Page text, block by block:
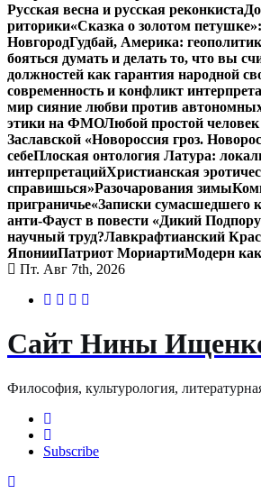
Русская весна и русская реконкиста
риторики«Сказка о золотом
НовгородГудбай, Америка:
бояться думать и делать то, что вы
должностей как гарантия народной
современность и конфликт
мир сияние любви против
этики на ФМОЛюбой простой
Заславской «Новороссия гроз.
себеПлоская онтология Латура:
интерпретацийХристианская
справишься»Разочарования зимы
приграничье«Записки сумасшедшего
анти-Фауст в повести «Дикий
научный труд?Лавкрафтианский
ЯпонииПатриот МориартиМодерн
Пт. Авг 7th, 2026
Сайт Нины
Философия, культурология,
Subscribe